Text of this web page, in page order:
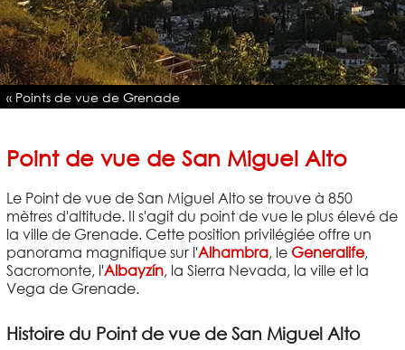
« Points de vue de Grenade
Point de vue de San Miguel Alto
Le Point de vue de San Miguel Alto se trouve à 850
mètres d'altitude. Il s'agit du point de vue le plus élevé de
la ville de Grenade. Cette position privilégiée offre un
panorama magnifique sur l'Alhambra, le Generalife,
Sacromonte, l'Albayzín, la Sierra Nevada, la ville et la
Vega de Grenade.
Histoire du Point de vue de San Miguel Alto